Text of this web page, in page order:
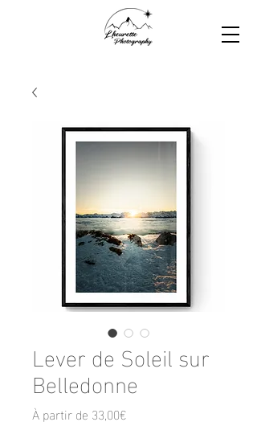
Lever de Soleil sur
Belledonne
À partir de 33,00€Prix